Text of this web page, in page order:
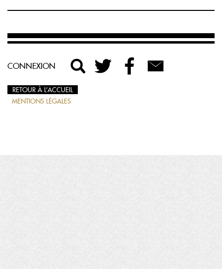
CONNEXION
RETOUR À L’ACCUEIL
MENTIONS LÉGALES